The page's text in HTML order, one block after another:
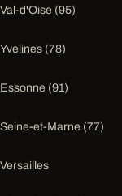
Val-d'Oise (95)
Yvelines (78)
Essonne (91)
Seine-et-Marne (77)
Versailles